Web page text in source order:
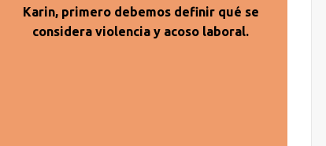
Karin, primero debemos definir qué se
considera violencia y acoso laboral.